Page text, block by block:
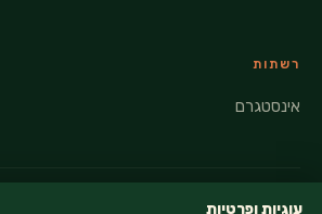
רשתות
אינסטגרם
עוגיות ופרטיות